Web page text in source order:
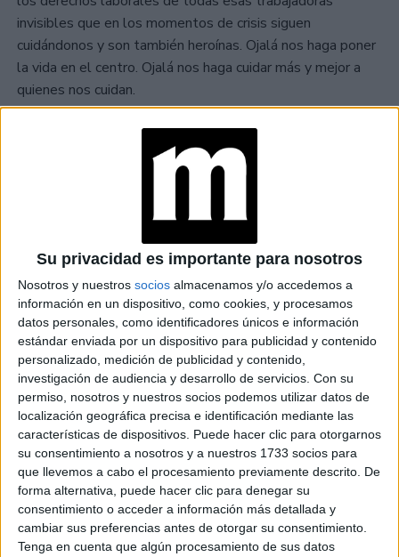
Su privacidad es importante para nosotros
Nosotros y nuestros socios almacenamos y/o accedemos a
información en un dispositivo, como cookies, y procesamos
datos personales, como identificadores únicos e información
estándar enviada por un dispositivo para publicidad y contenido
personalizado, medición de publicidad y contenido,
investigación de audiencia y desarrollo de servicios. Con su
permiso, nosotros y nuestros socios podemos utilizar datos de
localización geográfica precisa e identificación mediante las
características de dispositivos. Puede hacer clic para otorgarnos
su consentimiento a nosotros y a nuestros 1733 socios para
que llevemos a cabo el procesamiento previamente descrito. De
forma alternativa, puede hacer clic para denegar su
consentimiento o acceder a información más detallada y
cambiar sus preferencias antes de otorgar su consentimiento.
Tenga en cuenta que algún procesamiento de sus datos
invisibles que en los momentos de crisis siguen
cuidándonos y son también heroínas. Ojalá nos haga poner
la vida en el centro. Ojalá nos haga cuidar más y mejor a
quienes nos cuidan.
TAMBIÉN TE PUEDE INTERESAR
LAS RECETAS, LOS
MUJERES QUE
RECUERDO DE IRÁN
"USTED ESTÁ AQUÍ":
EL INGRESO
PROMEDIO DE LA
MUJER ARGENTINA
EN UN 44% MENOR
QUE EL DE LOS
HOMBRES
YATAITY DEL
PARAGUAY: EL
PROYECTO TEXTIL
QUE RESCATA EL
RITO DEL ANGELITO
Y LA MEMORIA
COLECTIVA